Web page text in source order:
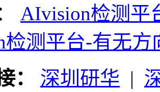
AIvision检测平
检测平台-有无方
：
深圳研华 |